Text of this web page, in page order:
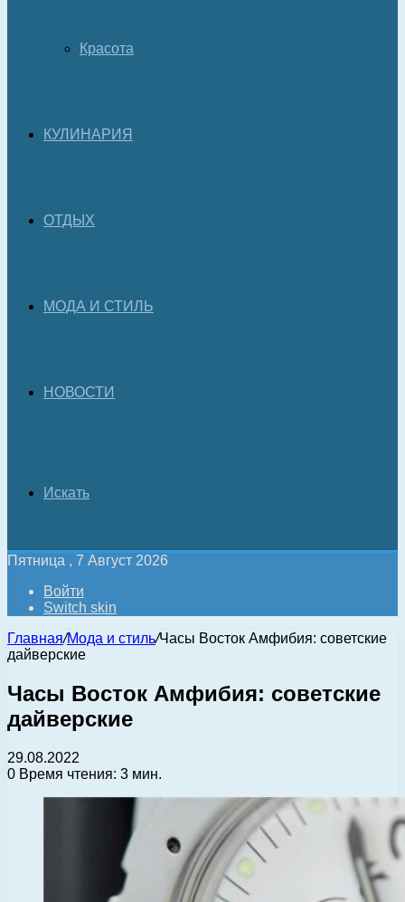
Красота
КУЛИНАРИЯ
ОТДЫХ
МОДА И СТИЛЬ
НОВОСТИ
Искать
Пятница , 7 Август 2026
Войти
Switch skin
Главная/Мода и стиль/Часы Восток Амфибия: советские
дайверские
Часы Восток Амфибия: советские
дайверские
29.08.2022
0 Время чтения: 3 мин.